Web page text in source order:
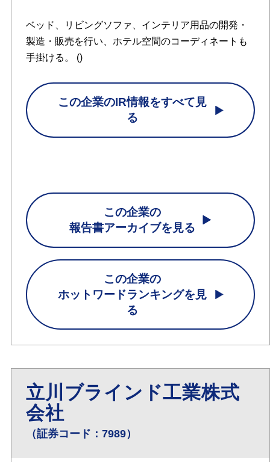
ベッド、リビングソファ、インテリア用品の開発・
製造・販売を行い、ホテル空間のコーディネートも
手掛ける。 ()
この企業のIR情報をすべて見
る
この企業の
報告書アーカイブを見る
この企業の
ホットワードランキングを見
る
立川ブラインド工業株式
会社
（証券コード：7989）